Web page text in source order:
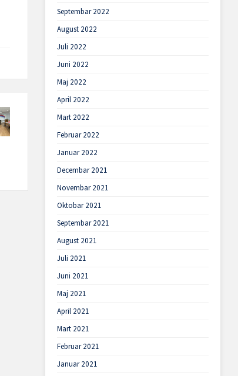
Septembar 2022
August 2022
Juli 2022
Juni 2022
Maj 2022
April 2022
Mart 2022
Februar 2022
Januar 2022
Decembar 2021
Novembar 2021
Oktobar 2021
Septembar 2021
August 2021
Juli 2021
Juni 2021
Maj 2021
April 2021
Mart 2021
Februar 2021
Januar 2021